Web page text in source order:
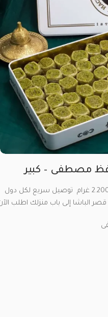
مصطفى – كبير
بقلاوة حلزونية بالفستق حافظ مصطفى 2.200 غرام توصيل سريع لكل دول
الباشا إلى باب منزلك اطلب